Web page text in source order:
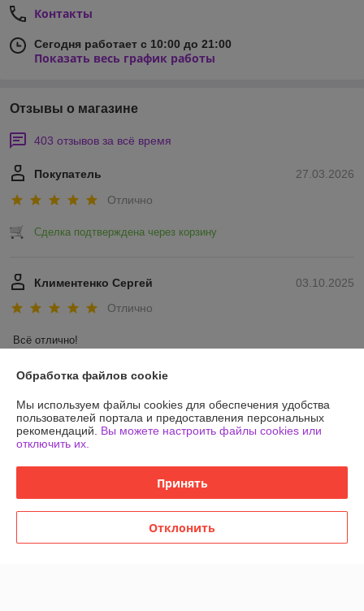
Контакты
Сегодня работает с 10:00 до 21:00
Показать весь график работы
Отзывы о магазине
403 отзывов за всё время
27.03.2026
Покупатель
Отлично
Сделка подтверждена через корзину
03.10.2025
Климентенко Сергей
Отлично
Всё отлично!
Сделка подтверждена через корзину
Показать все отзывы
О нас
Доставка и оплата
Обработка файлов cookie
Мы используем файлы cookies для обеспечения удобства
пользователей портала и предоставления персональных
рекомендаций. Вы можете настроить файлы cookies или
отключить их.
Принять
Отклонить